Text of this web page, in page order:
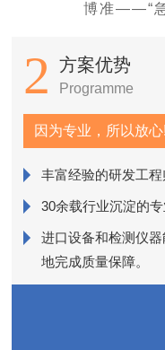
博准——“急
2 方案优势
Programme
因为专业，所以放心!
丰富经验的研发工
30余载行业沉淀的
进口设备和检测仪
地完成质量保障。